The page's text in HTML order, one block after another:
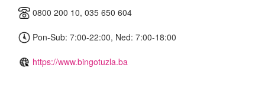
0800 200 10, 035 650 604
Pon-Sub: 7:00-22:00, Ned: 7:00-18:00
https://www.bingotuzla.ba